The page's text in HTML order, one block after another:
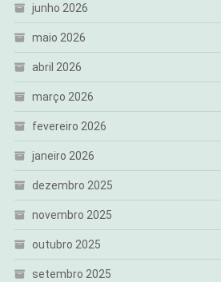
junho 2026
maio 2026
abril 2026
março 2026
fevereiro 2026
janeiro 2026
dezembro 2025
novembro 2025
outubro 2025
setembro 2025